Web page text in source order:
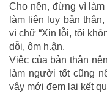
Cho nên, đừng vì
làm liên lụy bản
vì chữ “Xin lỗi, tôi
dỗi, ôm h.ận.
Việc của bản thân
làm người tốt cũng
vậy mới đem lại kết